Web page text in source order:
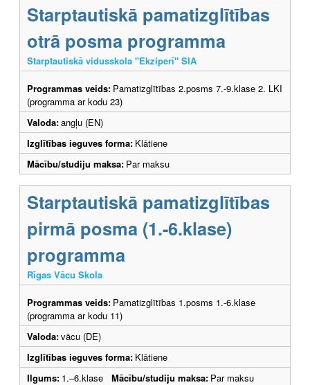
Starptautiskā pamatizglītības
otrā posma programma
Starptautiskā vidusskola "Ekziperī" SIA
Programmas veids: Pamatizglītības 2.posms 7.-9.klase 2. LKI
(programma ar kodu 23)
Valoda:angļu (EN)
Izglītības ieguves forma: Klātiene
Mācību/studiju maksa: Par maksu
Starptautiskā pamatizglītības
pirmā posma (1.-6.klase)
programma
Rīgas Vācu Skola
Programmas veids: Pamatizglītības 1.posms 1.-6.klase
(programma ar kodu 11)
Valoda:vācu (DE)
Izglītības ieguves forma: Klātiene
Ilgums: 1.–6.klase Mācību/studiju maksa: Par maksu